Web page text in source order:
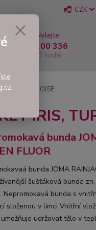
CZK
si rady? Zavolejte.
737 200 336
Pátek: 8 - 17 hodin
TURQUOISE
IRIS,
bunda
FLUOR
bunda JOMA
šušťáková bunda
Nepromokavá bunda s
složenou v límci Vnitřní
udržovat tělo v